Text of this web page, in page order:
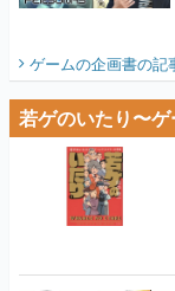
ゲームの企画書の記
若ゲのいたり〜